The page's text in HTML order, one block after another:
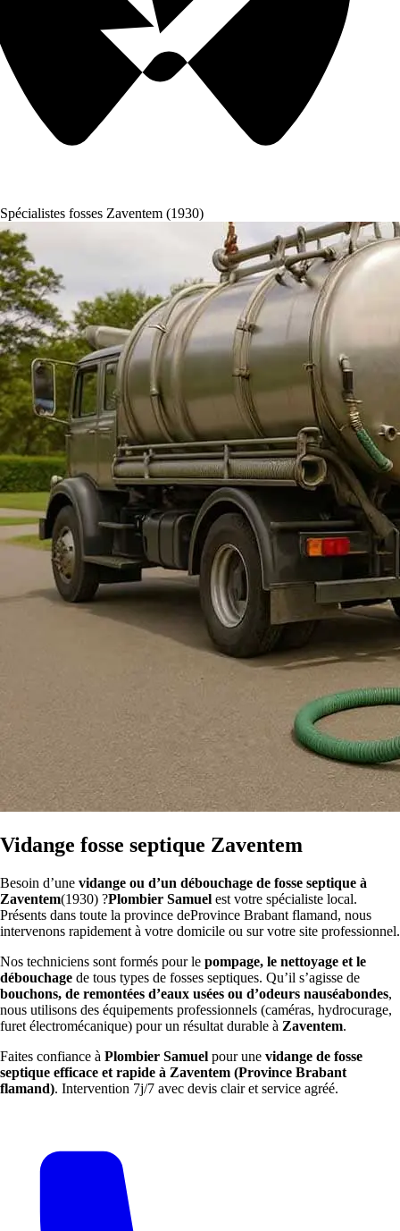
Spécialistes fosses Zaventem (1930)
Vidange fosse septique Zaventem
Besoin d’une vidange ou d’un débouchage de fosse septique à
Zaventem(1930) ?Plombier Samuel est votre spécialiste local.
Présents dans toute la province deProvince Brabant flamand, nous
intervenons rapidement à votre domicile ou sur votre site professionnel.
Nos techniciens sont formés pour le pompage, le nettoyage et le
débouchage de tous types de fosses septiques. Qu’il s’agisse de
bouchons, de remontées d’eaux usées ou d’odeurs nauséabondes,
nous utilisons des équipements professionnels (caméras, hydrocurage,
furet électromécanique) pour un résultat durable à Zaventem.
Faites confiance à Plombier Samuel pour une vidange de fosse
septique efficace et rapide à Zaventem (Province Brabant
flamand). Intervention 7j/7 avec devis clair et service agréé.